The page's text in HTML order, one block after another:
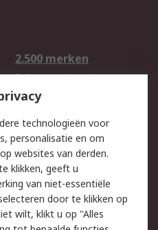
2.500 merken
Inkoopoplossingen
Technisch advies
Email veiligheid
Websitevoorwaarden
technologieën voor
personalisatie en om
websites van derden.
klikken, geeft u
van niet-essentiële
door te klikken op
wilt, klikt u op "Alles